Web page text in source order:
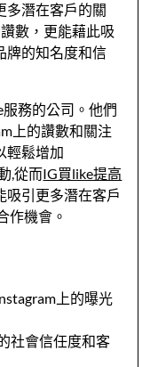
多潛在客戶的關
數，更能藉此吸
牌的知名度和信
務的公司。他們
上的讚數和關注
輕鬆增加
,從而IG買like提高
吸引更多潛在客戶
作機會。
上的曝光
社會信任度和客